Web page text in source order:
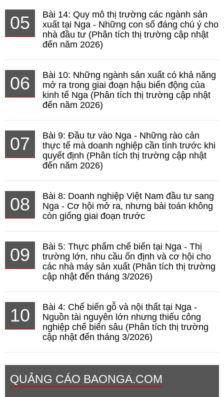
05
Bài 14: Quy mô thị trường các ngành sản
xuất tại Nga - Những con số đáng chú ý cho
nhà đầu tư (Phân tích thị trường cập nhật
đến năm 2026)
06
Bài 10: Những ngành sản xuất có khả năng
mở ra trong giai đoạn hậu biến động của
kinh tế Nga (Phân tích thị trường cập nhật
đến năm 2026)
07
Bài 9: Đầu tư vào Nga - Những rào cản
thực tế mà doanh nghiệp cần tính trước khi
quyết định (Phân tích thị trường cập nhật
đến năm 2026)
08
Bài 8: Doanh nghiệp Việt Nam đầu tư sang
Nga - Cơ hội mở ra, nhưng bài toán không
còn giống giai đoạn trước
09
Bài 5: Thực phẩm chế biến tại Nga - Thị
trường lớn, nhu cầu ổn định và cơ hội cho
các nhà máy sản xuất (Phân tích thị trường
cập nhật đến tháng 3/2026)
10
Bài 4: Chế biến gỗ và nội thất tại Nga -
Nguồn tài nguyên lớn nhưng thiếu công
nghiệp chế biến sâu (Phân tích thị trường
cập nhật đến tháng 3/2026)
QUẢNG CÁO BAONGA.COM